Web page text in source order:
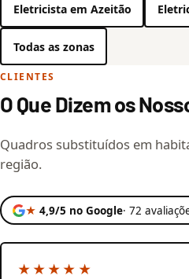
Eletricista em Azeitão
Todas as zonas
CLIENTES
O Que Dizem os
Quadros substituídos em
região.
★ 4,9/5 no Google· 72
★★★★★